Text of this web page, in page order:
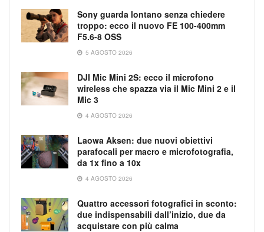
Sony guarda lontano senza chiedere
troppo: ecco il nuovo FE 100-400mm
F5.6-8 OSS
5 AGOSTO 2026
DJI Mic Mini 2S: ecco il microfono
wireless che spazza via il Mic Mini 2 e il
Mic 3
4 AGOSTO 2026
Laowa Aksen: due nuovi obiettivi
parafocali per macro e microfotografia,
da 1x fino a 10x
4 AGOSTO 2026
Quattro accessori fotografici in sconto:
due indispensabili dall’inizio, due da
acquistare con più calma